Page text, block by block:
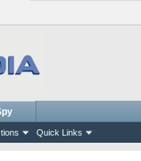
Quick Links